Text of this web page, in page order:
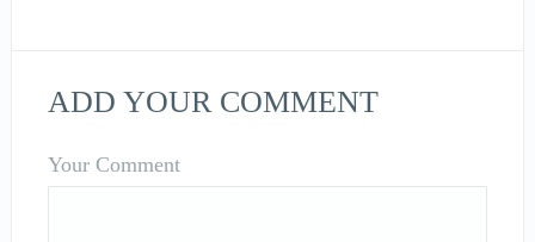
ADD YOUR COMMENT
Your Comment